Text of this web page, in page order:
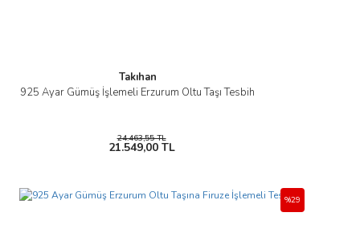
Takıhan
925 Ayar Gümüş İşlemeli Erzurum Oltu Taşı Tesbih
24.463,55 TL
21.549,00 TL
%29